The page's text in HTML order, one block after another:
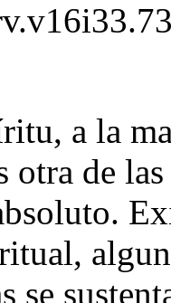
a la
otra de
se